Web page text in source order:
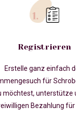
Registrieren
Erstelle ganz einfach
für
möchtest, unterstütze
Bezahlung für